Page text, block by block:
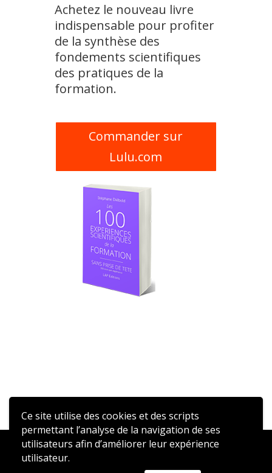
Ce site utilise des cookies et des scripts
permettant l’analyse de la navigation de ses
utilisateurs afin d’améliorer leur expérience
utilisateur.
Achetez le nouveau livre
indispensable pour profiter
de la synthèse des
fondements scientifiques
des pratiques de la
formation.
Commander sur
Lulu.com
2020 © AFFEN – Réalisé par